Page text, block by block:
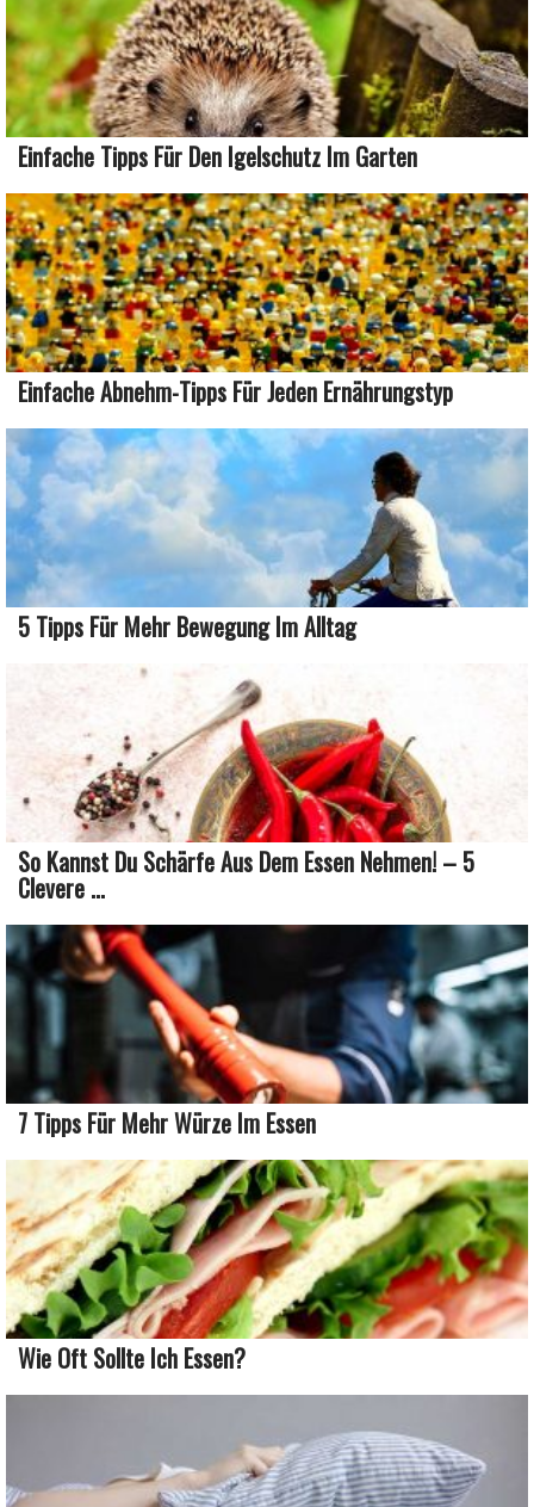
Einfache Tipps Für Den Igelschutz Im Garten
Einfache Abnehm-Tipps Für Jeden Ernährungstyp
5 Tipps Für Mehr Bewegung Im Alltag
So Kannst Du Schärfe Aus Dem Essen Nehmen! – 5
Clevere ...
7 Tipps Für Mehr Würze Im Essen
Wie Oft Sollte Ich Essen?